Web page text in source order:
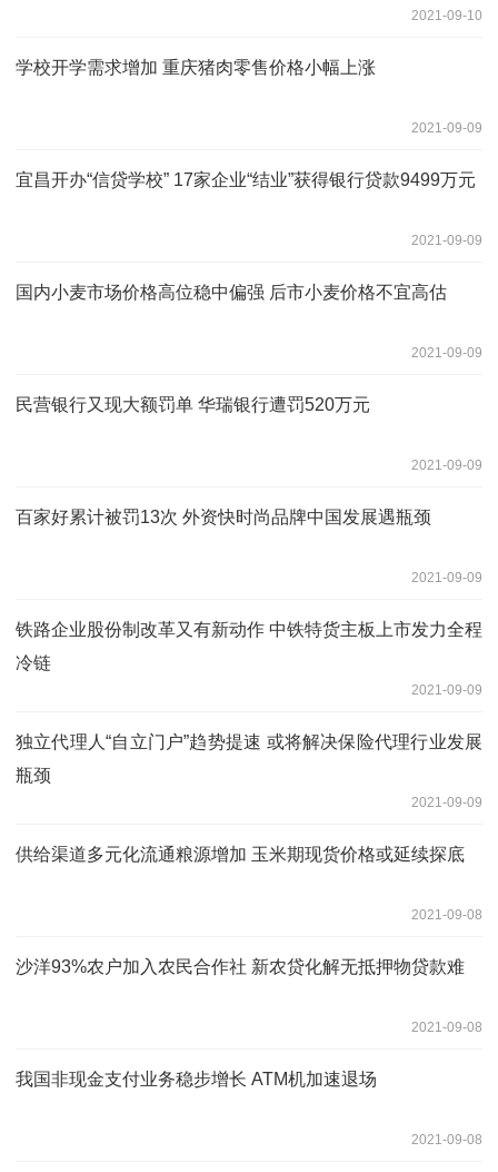
2021-09-10
学校开学需求增加 重庆猪肉零售价格小幅上涨
2021-09-09
宜昌开办“信贷学校” 17家企业“结业”获得银行贷款9499万元
2021-09-09
国内小麦市场价格高位稳中偏强 后市小麦价格不宜高估
2021-09-09
民营银行又现大额罚单 华瑞银行遭罚520万元
2021-09-09
百家好累计被罚13次 外资快时尚品牌中国发展遇瓶颈
2021-09-09
铁路企业股份制改革又有新动作 中铁特货主板上市发力全程
冷链
2021-09-09
独立代理人“自立门户”趋势提速 或将解决保险代理行业发展
瓶颈
2021-09-09
供给渠道多元化流通粮源增加 玉米期现货价格或延续探底
2021-09-08
沙洋93%农户加入农民合作社 新农贷化解无抵押物贷款难
2021-09-08
我国非现金支付业务稳步增长 ATM机加速退场
2021-09-08